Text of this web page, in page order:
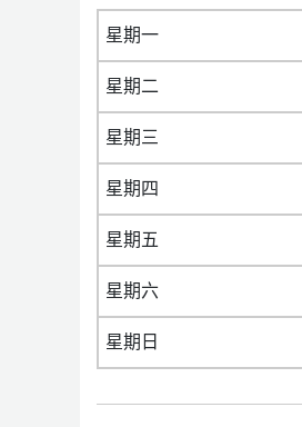
星期一
星期二
星期三
星期四
星期五
星期六
星期日